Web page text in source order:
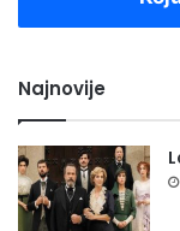
Najnovije